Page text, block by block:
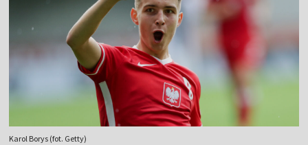
Karol Borys (fot. Getty)